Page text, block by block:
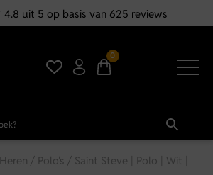
4.8 uit 5 op basis van 625 reviews
0
Heren / Polo's / Saint Steve | Polo | Wit |